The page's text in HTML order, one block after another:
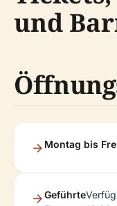
und
Montag bis
Geführte